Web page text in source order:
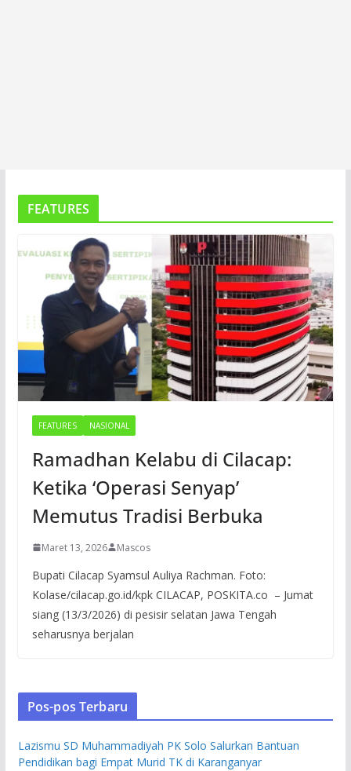
FEATURES
FEATURES NASIONAL
Ramadhan Kelabu di Cilacap:
Ketika ‘Operasi Senyap’
Memutus Tradisi Berbuka
Maret 13, 2026 Mascos
Bupati Cilacap Syamsul Auliya Rachman. Foto:
Kolase/cilacap.go.id/kpk CILACAP, POSKITA.co – Jumat
siang (13/3/2026) di pesisir selatan Jawa Tengah
seharusnya berjalan
Pos-pos Terbaru
Lazismu SD Muhammadiyah PK Solo Salurkan Bantuan
Pendidikan bagi Empat Murid TK di Karanganyar